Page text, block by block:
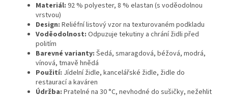
Materiál: 92 % polyester, 8 % elastan (s voděodolnou
vrstvou)
Design: Reliéfní listový vzor na texturovaném podkladu
Voděodolnost: Odpuzuje tekutiny a chrání židli před
politím
Barevné varianty: Šedá, smaragdová, béžová, modrá,
vínová, tmavě hnědá
Použití: Jídelní židle, kancelářské židle, židle do
restaurací a kaváren
Údržba: Pratelné na 30 °C, nevhodné do sušičky, nežehlit